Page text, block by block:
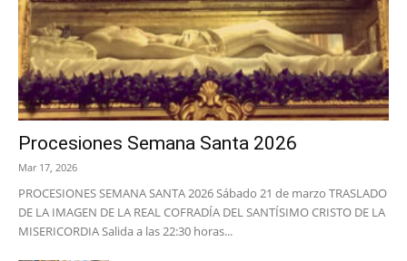
Procesiones Semana Santa 2026
Mar 17, 2026
PROCESIONES SEMANA SANTA 2026 Sábado 21 de marzo TRASLADO
DE LA IMAGEN DE LA REAL COFRADÍA DEL SANTÍSIMO CRISTO DE LA
MISERICORDIA Salida a las 22:30 horas...